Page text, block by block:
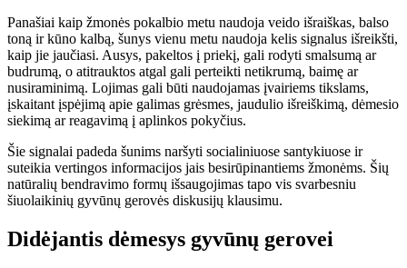
Panašiai kaip žmonės pokalbio metu naudoja veido išraiškas, balso
toną ir kūno kalbą, šunys vienu metu naudoja kelis signalus išreikšti,
kaip jie jaučiasi. Ausys, pakeltos į priekį, gali rodyti smalsumą ar
budrumą, o atitrauktos atgal gali perteikti netikrumą, baimę ar
nusiraminimą. Lojimas gali būti naudojamas įvairiems tikslams,
įskaitant įspėjimą apie galimas grėsmes, jaudulio išreiškimą, dėmesio
siekimą ar reagavimą į aplinkos pokyčius.
Šie signalai padeda šunims naršyti socialiniuose santykiuose ir
suteikia vertingos informacijos jais besirūpinantiems žmonėms. Šių
natūralių bendravimo formų išsaugojimas tapo vis svarbesniu
šiuolaikinių gyvūnų gerovės diskusijų klausimu.
Didėjantis dėmesys gyvūnų gerovei